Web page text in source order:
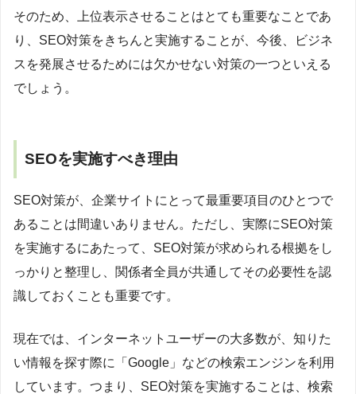
そのため、上位表示させることはとても重要なことであ
り、SEO対策をきちんと実施することが、今後、ビジネ
スを発展させるためには欠かせない対策の一つといえる
でしょう。
SEOを実施すべき理由
SEO対策が、企業サイトにとって最重要項目のひとつで
あることは間違いありません。ただし、実際にSEO対策
を実施するにあたって、SEO対策が求められる根拠をし
っかりと整理し、関係者全員が共通してその必要性を認
識しておくことも重要です。
現在では、インターネットユーザーの大多数が、知りた
い情報を探す際に「Google」などの検索エンジンを利用
しています。つまり、SEO対策を実施することは、検索